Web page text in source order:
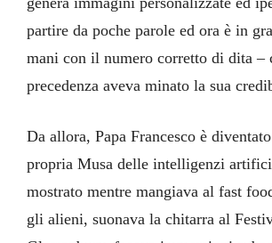
partire da poche parole ed ora è in
mani con il numero corretto di dita –
precedenza aveva minato la sua
Da allora, Papa Francesco è
propria Musa delle intelligenzi
mostrato mentre mangiava al fast
gli alieni, suonava la chitarra al